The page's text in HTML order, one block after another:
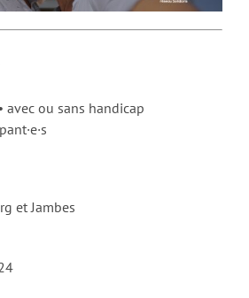
avec ou sans handicap
et Jambes